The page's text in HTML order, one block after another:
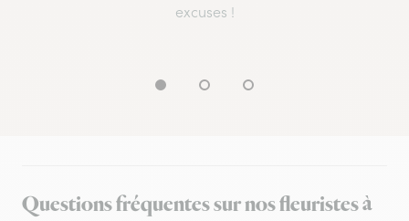
excuses !
Questions fréquentes sur nos fleuristes à